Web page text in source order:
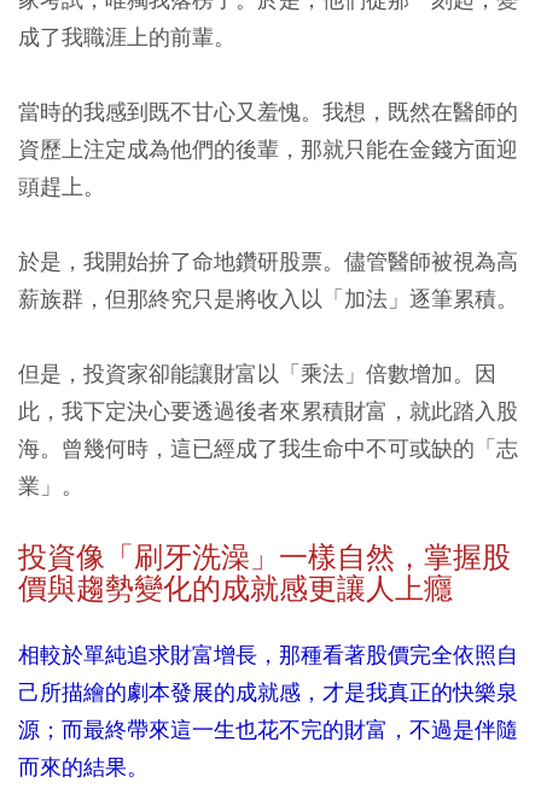
成了我職涯上的前輩。
當時的我感到既不甘心又羞愧。我想，既然在醫師的
資歷上注定成為他們的後輩，那就只能在金錢方面迎
頭趕上。
於是，我開始拚了命地鑽研股票。儘管醫師被視為高
薪族群，但那終究只是將收入以「加法」逐筆累積。
但是，投資家卻能讓財富以「乘法」倍數增加。因
此，我下定決心要透過後者來累積財富，就此踏入股
海。曾幾何時，這已經成了我生命中不可或缺的「志
業」。
投資像「刷牙洗澡」一樣自然，掌握股
價與趨勢變化的成就感更讓人上癮
相較於單純追求財富增長，那種看著股價完全依照自
己所描繪的劇本發展的成就感，才是我真正的快樂泉
源；而最終帶來這一生也花不完的財富，不過是伴隨
而來的結果。